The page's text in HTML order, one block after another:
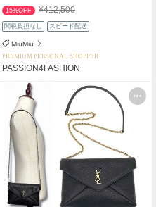
15%OFF ¥412,500
関税負担なし スピード配送
MiuMiu
PREMIUM PERSONAL SHOPPER
PASSION4FASHION